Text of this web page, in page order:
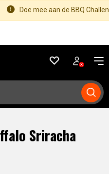
Doe mee aan de BBQ
Sriracha